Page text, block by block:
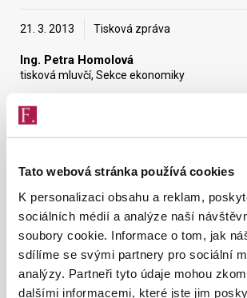
Tato webová stránka používá cookies
K personalizaci obsahu a reklam,
sociálních médií a analýze naší
soubory cookie. Informace o tom, jak
sdílíme se svými partnery pro sociální
analýzy. Partneři tyto údaje mohou
dalšími informacemi, které jste jim
21. 3. 2013 Tisková zpráva
Ing. Petra Homolová
tisková mluvčí, Sekce ekonomiky
V pondělí 18. 3. 2013 byl policisty
zadržen ředitel Územního pracoviště
je součástí Finančního úřadu pro
Generální finanční ředitelství (GFŘ)
zadržení ředitele územního
ÚOKFK s předstihem informováno.
S ohledem na závažnost indicií, z nichž